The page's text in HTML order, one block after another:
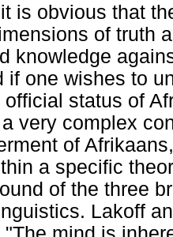
is obvious that
of truth
knowledge
if one wishes to
official status of
very complex
of
a specific
of the three
Lakoff